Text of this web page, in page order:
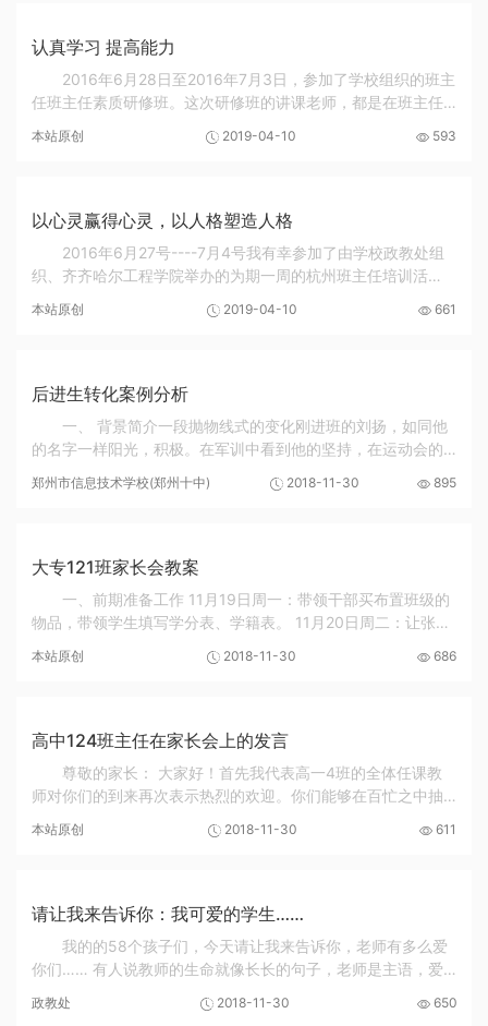
认真学习 提高能力
2016年6月28日至2016年7月3日，参加了学校组织的班主
任班主任素质研修班。这次研修班的讲课老师，都是在班主任
了几位老师的讲座之后，感觉收获颇多。 高晓春...
本站原创 2019-04-10 593
以心灵赢得心灵，以人格塑造人格
2016年6月27号----7月4号我有幸参加了由学校政教处组
织、齐齐哈尔工程学院举办的为期一周的杭州班主任培训活
川等几位资深教师为我们讲述了如何做好班主任工...
本站原创 2019-04-10 661
后进生转化案例分析
一、 背景简介一段抛物线式的变化刚进班的刘扬，如同他
的名字一样阳光，积极。在军训中看到他的坚持，在运动会的
的组织能力，在同学们中人缘也非常不错。八...
郑州市信息技术学校(郑州十中) 2018-11-30 895
大专121班家长会教案
一、前期准备工作 11月19日周一：带领干部买布置班级的
物品，带领学生填写学分表、学籍表。 11月20日周二：让张宏
（石、李志龙、吕煌）；制作...
本站原创 2018-11-30 686
高中124班主任在家长会上的发言
尊敬的家长： 大家好！首先我代表高一4班的全体任课教
师对你们的到来再次表示热烈的欢迎。你们能够在百忙之中抽
己的子女的关心和对我们学校的工作的...
本站原创 2018-11-30 611
请让我来告诉你：我可爱的学生……
我的的58个孩子们，今天请让我来告诉你，老师有多么爱
你们…… 有人说教师的生命就像长长的句子，老师是主语，爱
语，热情是补语；又有人说教师的生命像根号...
政教处 2018-11-30 650